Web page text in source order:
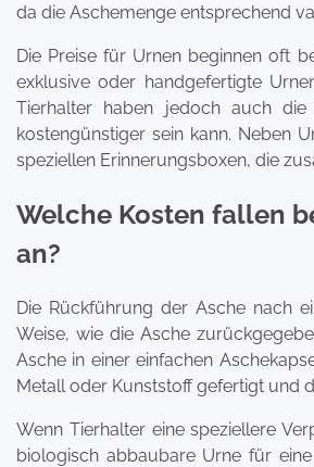
da die Aschemenge entsprechend
Die Preise für Urnen beginnen oft
exklusive oder handgefertigte
Tierhalter haben jedoch auch
kostengünstiger sein kann. Neben
speziellen Erinnerungsboxen, die
Welche Kosten fallen
an?
Die Rückführung der Asche nach
Weise, wie die Asche
Asche in einer einfachen
Metall oder Kunststoff gefertigt und
Wenn Tierhalter eine speziellere
biologisch abbaubare Urne für